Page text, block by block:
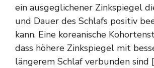
ein ausgeglichener Zinkspiegel
und Dauer des Schlafs positiv
kann. Eine koreanische
dass höhere Zinkspiegel mit
längerem Schlaf verbunden sind